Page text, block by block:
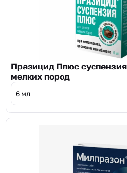
Празицид Плюс
мелких пород
6 мл